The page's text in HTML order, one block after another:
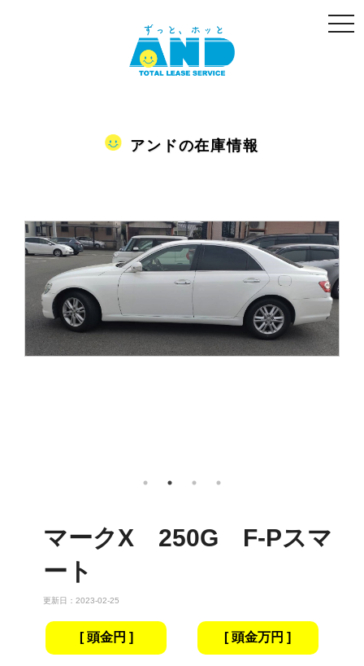
アンドの在庫情報
マークX 250G F-Pスマ
ート
更新日：2023-02-25
[ 頭金円 ] [ 頭金万円 ]